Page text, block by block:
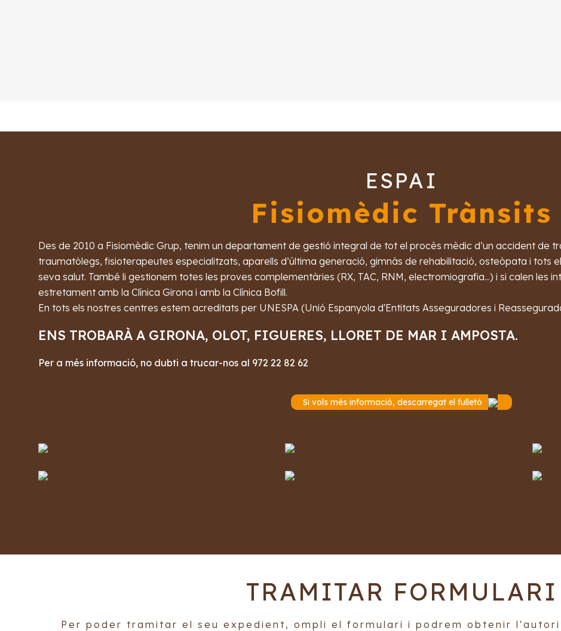
ESPAI
Fisiomèdic Trànsits
Des de 2010 a Fisiomèdic Grup, tenim un departament de gestió integral de tot el procès mèdic d’un accident de
traumatòlegs, fisioterapeutes especialitzats, aparells d’última generació, gimnàs de rehabilitació, osteòpata i tots
seva salut. També li gestionem totes les proves complementàries (RX, TAC, RNM, electromiografia...) i si calen les
estretament amb la Clínica Girona i amb la Clínica Bofill.
En tots els nostres centres estem acreditats per UNESPA (Unió Espanyola d'Entitats Asseguradores i
ENS TROBARÀ A GIRONA, OLOT, FIGUERES, LLORET DE MAR I AMPOSTA.
Per a més informació, no dubti a trucar-nos al 972 22 82 62
Si vols més informació, descarregat el fulletó
TRAMITAR FORMULARI
Per poder tramitar el seu expedient, ompli el formulari i podrem obtenir